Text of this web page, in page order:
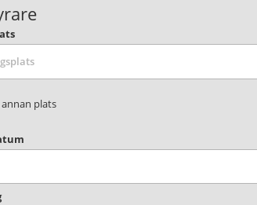
plats